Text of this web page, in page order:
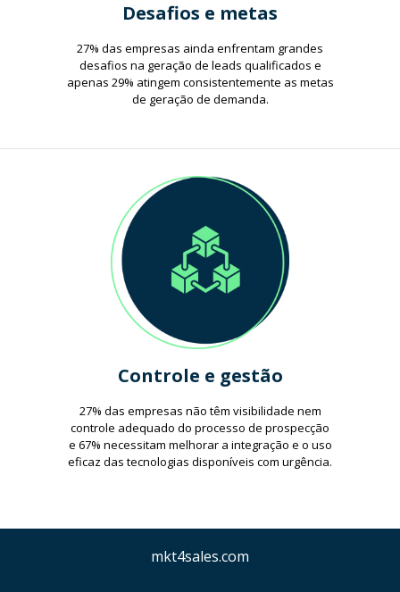
Desafios e metas
27% das empresas ainda enfrentam grandes
desafios na geração de leads qualificados e
apenas 29% atingem consistentemente as metas
de geração de demanda.
Controle e gestão
27% das empresas não têm visibilidade nem
controle adequado do processo de prospecção
e 67% necessitam melhorar a integração e o uso
eficaz das tecnologias disponíveis com urgência.
mkt4sales.com